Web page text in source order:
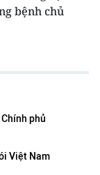
bệnh chủ
phủ
Việt Nam